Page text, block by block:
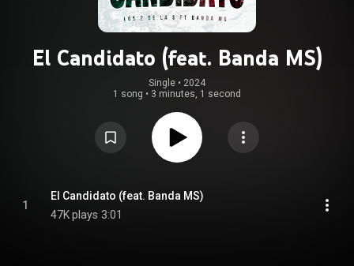
El Candidato (feat. Banda MS)
Single • 2024
1 song • 3 minutes, 1 second
1
El Candidato (feat. Banda MS)
47K plays 3:01